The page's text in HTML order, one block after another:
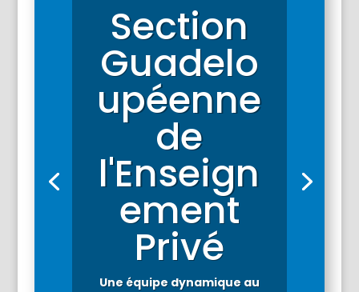
Section
Guadelo
upéenne
de
l'Enseign
ement
Privé
Une équipe dynamique au
Formation de ses
adhérents
Une équipe dynamique au
service des collègues